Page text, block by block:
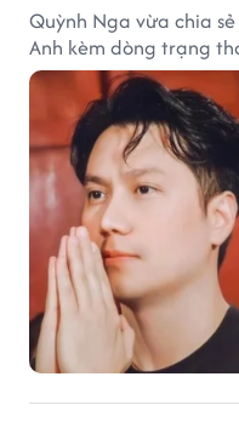
Quỳnh Nga vừa chia
Anh kèm dòng trạng